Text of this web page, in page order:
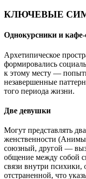
КЛЮЧЕВЫЕ
Однокурсники и кафе-
Архетипическое
формировались
к этому месту —
незавершенные
того периода жизни.
Две девушки
Могут представлять
женственности
союзный, другой —
общение между собой
связи внутри психики,
отстраненной, что